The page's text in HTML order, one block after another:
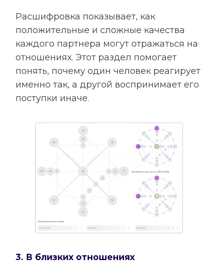
Расшифровка показывает, как
положительные и сложные качества
каждого партнера могут отражаться на
отношениях. Этот раздел помогает
понять, почему один человек реагирует
именно так, а другой воспринимает его
поступки иначе.
3. В близких отношениях